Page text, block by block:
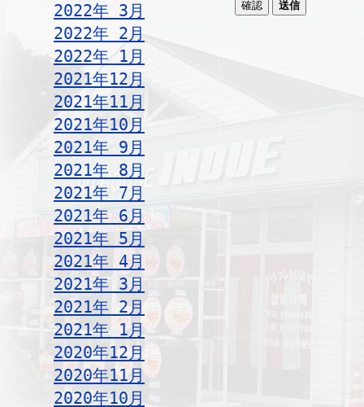
2022年 3月
2022年 2月
2022年 1月
2021年12月
2021年11月
2021年10月
2021年 9月
2021年 8月
2021年 7月
2021年 6月
2021年 5月
2021年 4月
2021年 3月
2021年 2月
2021年 1月
2020年12月
2020年11月
2020年10月